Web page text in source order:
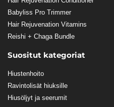
Babyliss Pro Trimmer
Hair Rejuvenation Vitamins
Reishi + Chaga Bundle
Suositut kategoriat
Hiustenhoito
Ravintolisät hiuksille
Hiusöljyt ja seerumit